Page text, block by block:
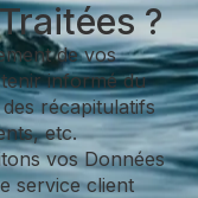
?
de vos
informé du
récapitulatifs
etc.
vos Données
service client